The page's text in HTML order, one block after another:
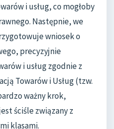
i usług, co mogłoby
Następnie, we
wniosek o
precyzyjnie
i usług zgodnie z
Towarów i Usług (tzw.
ważny krok,
ściśle związany z
klasami.